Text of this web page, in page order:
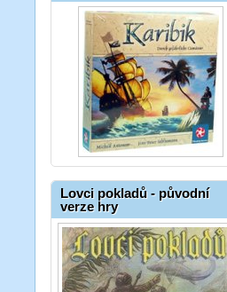
Lovci pokladů - původní
verze hry